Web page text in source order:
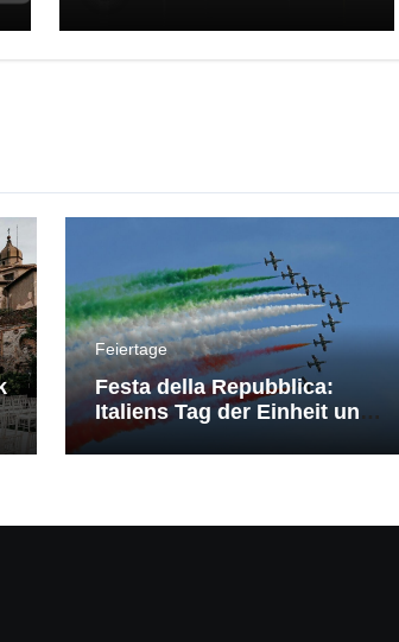
Feiertage
Festa della Repubblica:
Italiens Tag der Einheit und
Freiheit